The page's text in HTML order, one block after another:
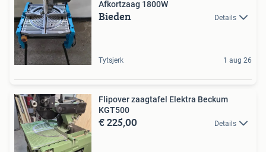
Afkortzaag 1800W
Bieden Details
Tytsjerk 1 aug 26
Flipover zaagtafel Elektra Beckum
KGT500
€ 225,00 Details